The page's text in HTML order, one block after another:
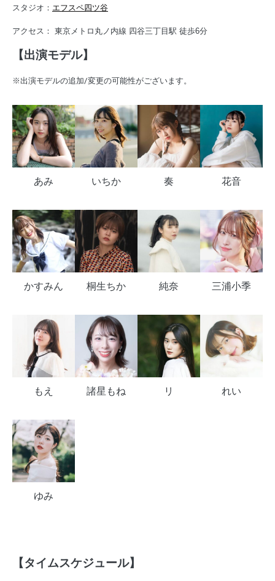
スタジオ： エフスペ四ツ谷
アクセス：​ 東京メトロ丸ノ内線 四谷三丁目駅 徒歩6分
【出演モデル】
※出演モデルの追加/変更の可能性がございます。
あみ いちか 奏 花音
かすみん 桐生ちか 純奈 三浦小季
もえ 諸星もね リ れい
ゆみ
【タイムスケジュール】